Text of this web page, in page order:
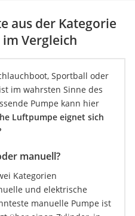
aus der Kategorie
Vergleich
Sportball oder
im wahrsten Sinne des
Pumpe kann hier
Luftpumpe eignet sich
manuell?
Kategorien
und elektrische
manuelle Pumpe ist